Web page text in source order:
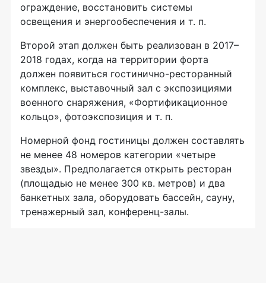
ограждение, восстановить системы
освещения и энергообеспечения и т. п.
Второй этап должен быть реализован в 2017–
2018 годах, когда на территории форта
должен появиться гостинично-ресторанный
комплекс, выставочный зал с экспозициями
военного снаряжения, «Фортификационное
кольцо», фотоэкспозиция и т. п.
Номерной фонд гостиницы должен составлять
не менее 48 номеров категории «четыре
звезды». Предполагается открыть ресторан
(площадью не менее 300 кв. метров) и два
банкетных зала, оборудовать бассейн, сауну,
тренажерный зал, конференц-залы.